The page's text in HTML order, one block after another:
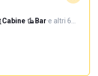
Cabine· Bar·e altri 6…